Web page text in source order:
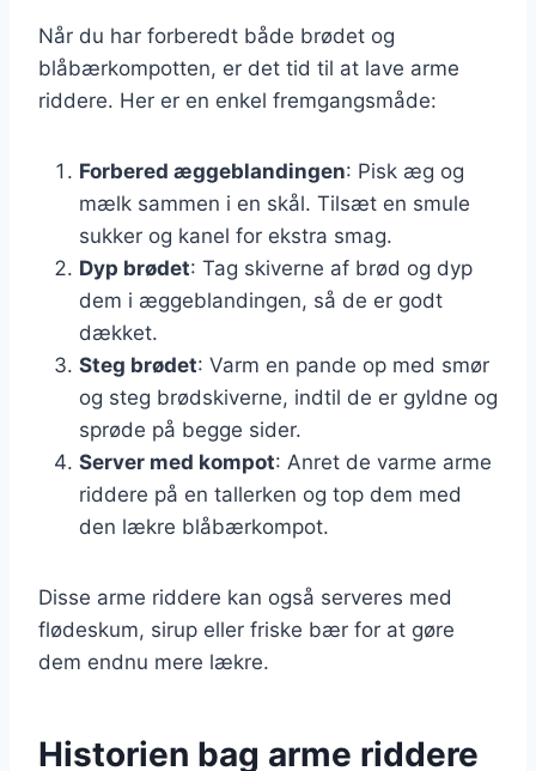
Når du har forberedt både brødet og
blåbærkompotten, er det tid til at lave arme
riddere. Her er en enkel fremgangsmåde:
Forbered æggeblandingen: Pisk æg og
mælk sammen i en skål. Tilsæt en smule
sukker og kanel for ekstra smag.
Dyp brødet: Tag skiverne af brød og dyp
dem i æggeblandingen, så de er godt
dækket.
Steg brødet: Varm en pande op med smør
og steg brødskiverne, indtil de er gyldne og
sprøde på begge sider.
Server med kompot: Anret de varme arme
riddere på en tallerken og top dem med
den lækre blåbærkompot.
Disse arme riddere kan også serveres med
flødeskum, sirup eller friske bær for at gøre
dem endnu mere lækre.
Historien bag arme riddere